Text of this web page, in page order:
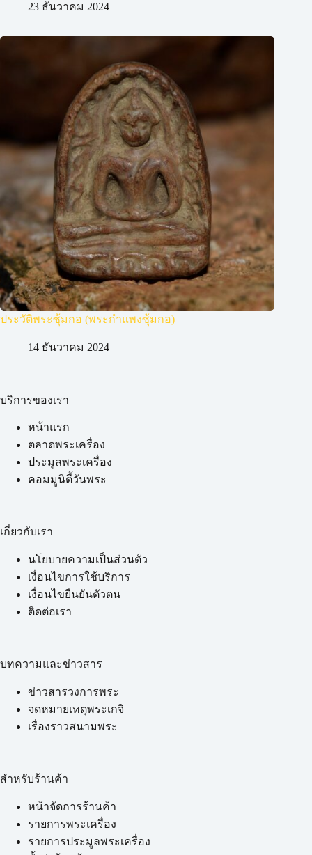
23 ธันวาคม 2024
ประวัติพระซุ้มกอ (พระกำแพงซุ้มกอ)
14 ธันวาคม 2024
บริการของเรา
หน้าแรก
ตลาดพระเครื่อง
ประมูลพระเครื่อง
คอมมูนิตี้วันพระ
เกี่ยวกับเรา
นโยบายความเป็นส่วนตัว
เงื่อนไขการใช้บริการ
เงื่อนไขยืนยันตัวตน
ติดต่อเรา
บทความและข่าวสาร
ข่าวสารวงการพระ
จดหมายเหตุพระเกจิ
เรื่องราวสนามพระ
สำหรับร้านค้า
หน้าจัดการร้านค้า
รายการพระเครื่อง
รายการประมูลพระเครื่อง